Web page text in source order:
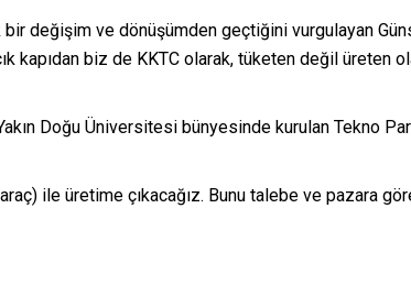
değişim ve dönüşümden geçtiğini vurgulayan
kapıdan biz de KKTC olarak, tüketen değil
Doğu Üniversitesi bünyesinde kurulan Tekno
ile üretime çıkacağız. Bunu talebe ve pazara